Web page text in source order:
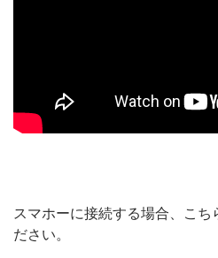
スマホーに接続する場合、こち
ださい。